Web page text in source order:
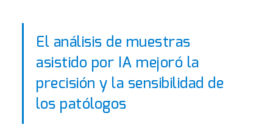
El análisis de muestras
asistido por IA mejoró la
precisión y la sensibilidad de
los patólogos